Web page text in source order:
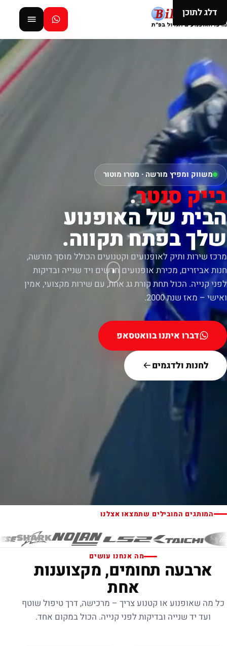
דלג לתוכן
משווק ומפיץ מורשה · מטרו מוטור
בייק סנטר.
הבית של האופנוע
שלך בפתח תקווה.
מרכז שירות ותיק לאופנועים וקטנועים הכולל מוסך מורשה,
חנות אביזרים, מכירת אופנועים חדשים ויד שנייה ובדיקות
לפני קנייה. הכול תחת קורת גג אחת, עם שירות מקצועי, אמין
ואישי – מאז שנת 2000.
דברו איתנו בוואטסאפ
לחנות ולדגמים
המותגים המובילים שתמצאו אצלנו
מה אנחנו עושים
ארבעה תחומים, מקצוענות
אחת
כל מה שאופנוע או קטנוע צריך – מרכישה, דרך טיפול שוטף
ועד יד שנייה ובדיקות לפני קנייה. הכול במקום אחד.